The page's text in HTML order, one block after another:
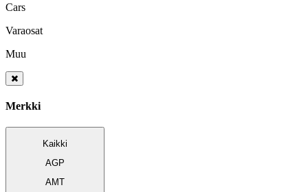
Cars
Varaosat
Muu
Merkki
Kaikki
AGP
AMT